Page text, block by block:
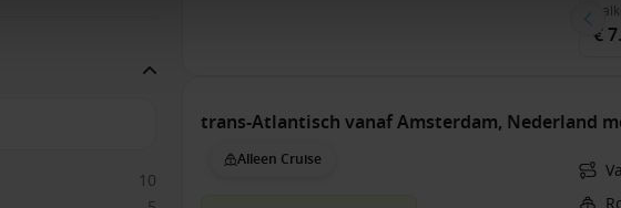
10
€
trans-Atlantisch vanaf Amsterdam, Nederland
Alleen Cruise